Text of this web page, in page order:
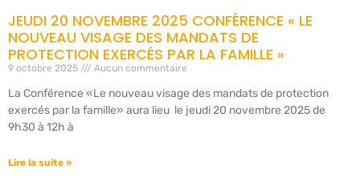
JEUDI 20 NOVEMBRE 2025 CONFÉRENCE « LE
NOUVEAU VISAGE DES MANDATS DE
PROTECTION EXERCÉS PAR LA FAMILLE »
9 octobre 2025 Aucun commentaire
La Conférence «Le nouveau visage des mandats de protection
exercés par la famille» aura lieu le jeudi 20 novembre 2025 de
9h30 à 12h à
Lire la suite »